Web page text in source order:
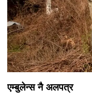
एम्बुलेन्स नै अलपत्र